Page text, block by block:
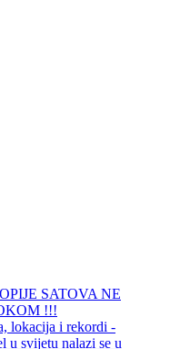
SATOVA NE
!!!
lokacija i rekordi -
u svijetu nalazi se u